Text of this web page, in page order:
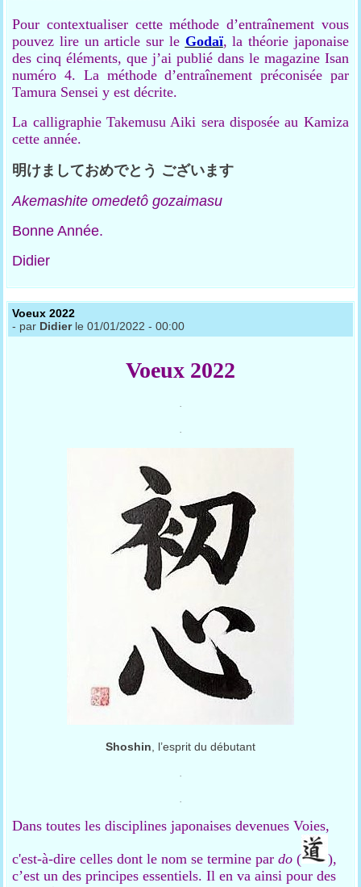
Pour contextualiser cette méthode d’entraînement vous
pouvez lire un article sur le Godaï, la théorie japonaise
des cinq éléments, que j’ai publié dans le magazine Isan
numéro 4. La méthode d’entraînement préconisée par
Tamura Sensei y est décrite.
La calligraphie Takemusu Aiki sera disposée au Kamiza
cette année.
明けましておめでとう ございます
Akemashite omedetô gozaimasu
Bonne Année.
Didier
Voeux 2022
- par Didierle 01/01/2022 - 00:00
Voeux 2022
Shoshin , l’esprit du débutant
Dans toutes les disciplines japonaises devenues Voies,
c'est-à-dire celles dont le nom se termine pardo (
),
c’est un des principes essentiels. Il en va ainsi pour des